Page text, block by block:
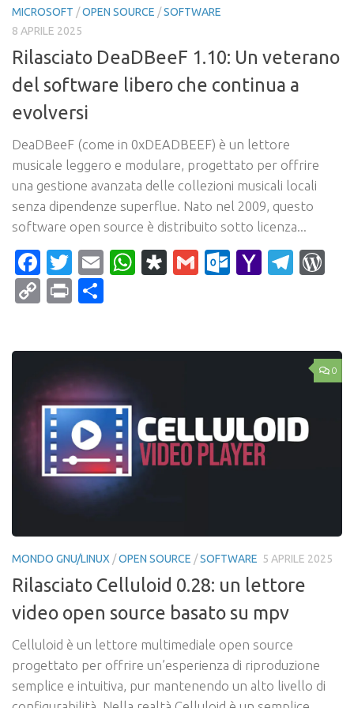
MICROSOFT /OPEN SOURCE /SOFTWARE
8 APRILE 2025
Rilasciato DeaDBeeF 1.10: Un veterano
del software libero che continua a
evolversi
DeaDBeeF (come in 0xDEADBEEF) è un lettore
musicale leggero e modulare, progettato per offrire
una gestione avanzata delle collezioni musicali locali
senza dipendenze superflue. Nato nel 2009, questo
software open source è distribuito sotto licenza...
Facebook
Twitter
EmailWhatsApp
Diaspora
Gmail Yahoo
CopyPrint
0
MONDO GNU/LINUX /OPEN SOURCE /SOFTWARE 5 APRILE 2025
Rilasciato Celluloid 0.28: un lettore
video open source basato su mpv
Celluloid è un lettore multimediale open source
progettato per offrire un’esperienza di riproduzione
semplice e intuitiva, pur mantenendo un alto livello di